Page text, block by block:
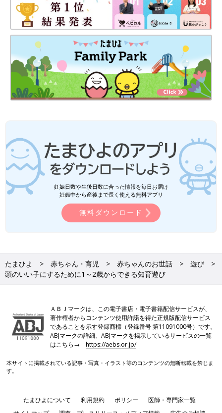
妊娠日数や生後日数に合った情報を毎日お届け
妊娠中から産後まで長く使える無料アプリ
無料ダウンロード
たまひよ 赤ちゃん・育児 赤ちゃんのお世話
遊び
頭のいい子にするために1～2歳からできる知育遊び
ＡＢＪマークは、この電子書店・電子書籍配信サービスが、
著作権者からコンテンツ使用許諾を得た正規版配信サービス
であることを示す登録商標（登録番号 第11091000号）です。
ABJマークの詳細、ABJマークを掲示しているサービスの一覧
はこちら→https://aebs.or.jp/
本サイトに掲載されている記事・写真・イラスト等のコンテンツの無断転載を禁じま
す。
たまひよについて 利用規約 ポリシー
医師・専門家一覧